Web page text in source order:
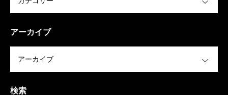
アーカイブ
検索